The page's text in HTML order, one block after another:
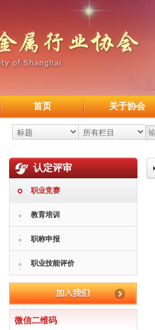
首页 关于协会
认定评审
职业竞赛
教育培训
职称申报
职业技能评价
微信二维码